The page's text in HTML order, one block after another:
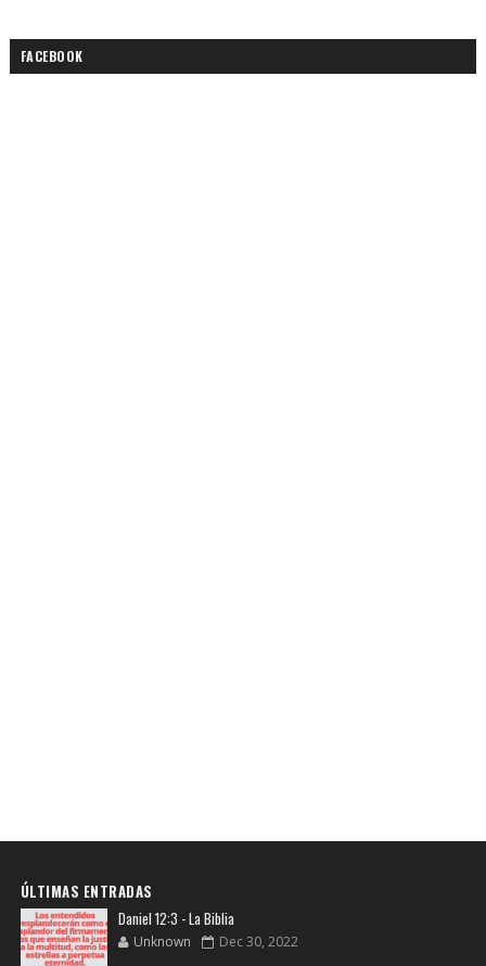
FACEBOOK
ÚLTIMAS ENTRADAS
Daniel 12:3 - La Biblia
Unknown Dec 30, 2022